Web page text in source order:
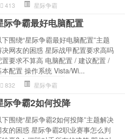
413 星际争霸
际争霸最好电脑配置
下围绕“星际争霸最好电脑配置”主题
决网友的困惑 星际战甲配置要求高吗
置要求不算高 电脑配置 / 建议配置 /
本配置 操作系统 Vista/Wi...
832 星际争霸
际争霸2如何投降
下围绕“星际争霸2如何投降”主题解决
友的困惑 星际争霸2职业赛事怎么判